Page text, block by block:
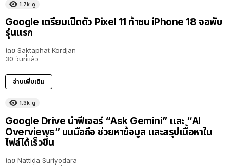
1.7k ดู
Google เตรียมเปิดตัว Pixel 11 ท้าชน iPhone 18 จอพับ
รุ่นแรก
โดย Saktaphat Kordjan
30 วันที่แล้ว
อ่านเพิ่มเติม
1.3k ดู
Google Drive นำฟีเจอร์ “Ask Gemini” และ “AI
Overviews” บนมือถือ ช่วยหาข้อมูล และสรุปเนื้อหาใน
ไฟล์ได้เร็วขึ้น
โดย Nattida Suriyodara